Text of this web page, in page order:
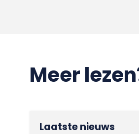
Meer
Laatste nieuws